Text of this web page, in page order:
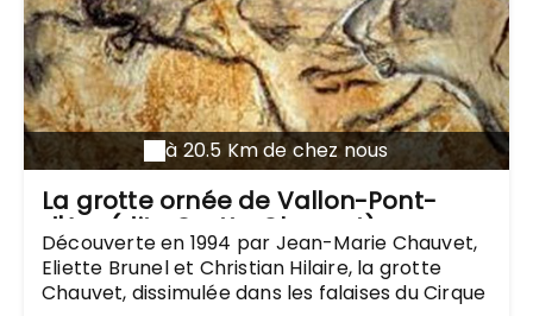
à 20.5 Km de chez nous
La grotte ornée de Vallon-Pont-
d'Arc (dite Grotte Chauvet)
Découverte en 1994 par Jean-Marie Chauvet,
Eliette Brunel et Christian Hilaire, la grotte
Chauvet, dissimulée dans les falaises du Cirque